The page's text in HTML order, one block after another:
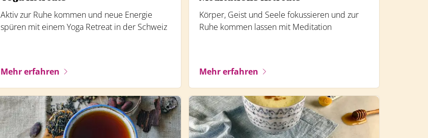
Aktiv zur Ruhe kommen und neue Energie
spüren mit einem Yoga Retreat in der Schweiz
Mehr erfahren
Körper, Geist und Seele fokussieren und zur
Ruhe kommen lassen mit Meditation
Mehr erfahren